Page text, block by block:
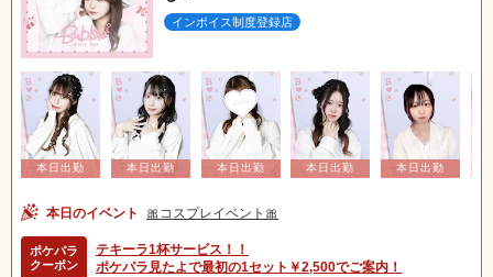
インボイス制度登録店
本日のイベント 🎀コスプレイベント🎀
ポケパラ
クーポン
テキーラ1杯サービス！！
ポケパラ見たよで最初の1セット￥2,500でご案内！